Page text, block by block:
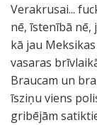
Verakrusai...
nē, īstenībā nē,
kā jau
vasaras
Braucam un
īsziņu viens
gribējām